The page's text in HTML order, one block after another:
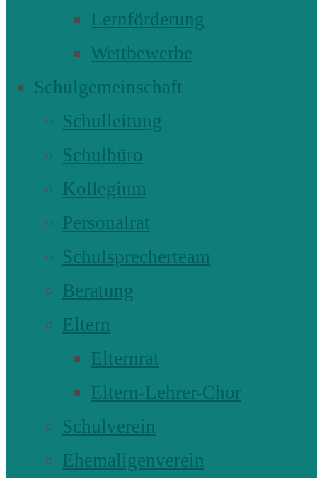
Lernförderung
Wettbewerbe
Schulgemeinschaft
Schulleitung
Schulbüro
Kollegium
Personalrat
Schulsprecherteam
Beratung
Eltern
Elternrat
Eltern-Lehrer-Chor
Schulverein
Ehemaligenverein